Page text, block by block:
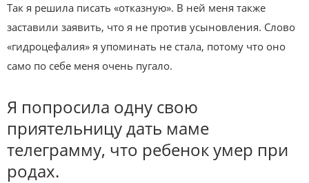
Так я решила писать «отказную». В ней меня также
заставили заявить, что я не против усыновления. Слово
«гидроцефалия» я упоминать не стала, потому что оно
само по себе меня очень пугало.
Я попросила одну свою
приятельницу дать маме
телеграмму, что ребенок умер при
родах.